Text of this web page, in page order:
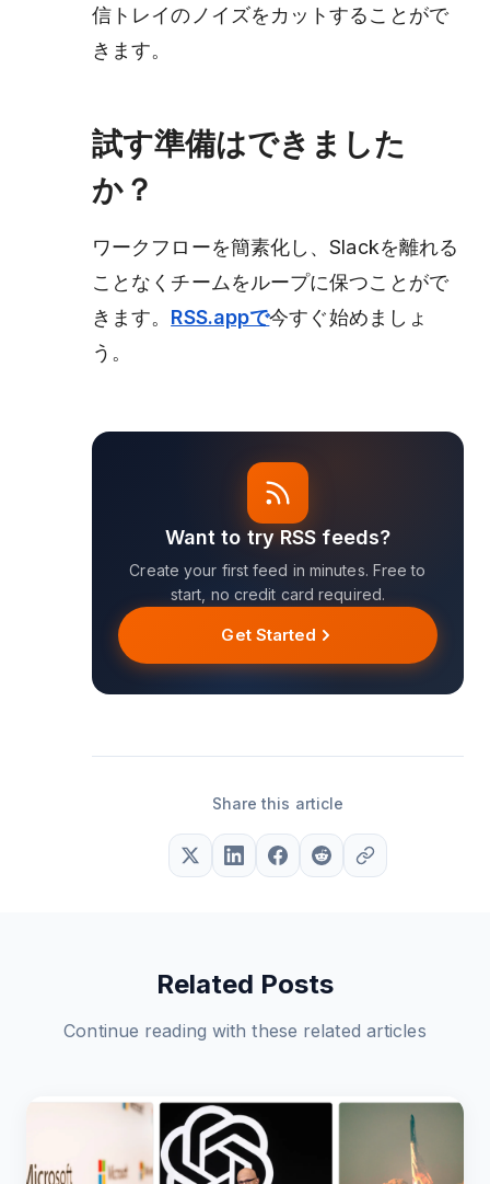
信トレイのノイズをカットすることがで
きます。
試す準備はできました
か？
ワークフローを簡素化し、Slackを離れる
ことなくチームをループに保つことがで
きます。 RSS.appで今すぐ始めましょ
う。
Want to try RSS feeds?
Create your first feed in minutes. Free to
start, no credit card required.
Get Started
Share this article
Related Posts
Continue reading with these related articles